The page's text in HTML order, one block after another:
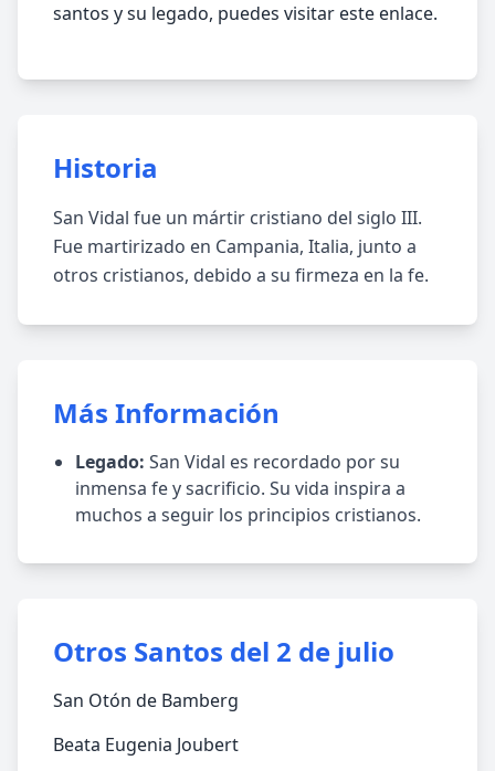
santos y su legado, puedes visitar este enlace.
Historia
San Vidal fue un mártir cristiano del siglo III.
Fue martirizado en Campania, Italia, junto a
otros cristianos, debido a su firmeza en la fe.
Más Información
Legado: San Vidal es recordado por su
inmensa fe y sacrificio. Su vida inspira a
muchos a seguir los principios cristianos.
Otros Santos del 2 de julio
San Otón de Bamberg
Beata Eugenia Joubert